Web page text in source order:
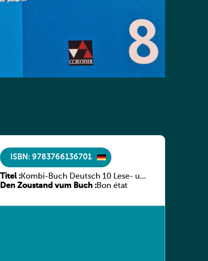
ISBN: 9783766136701
Titel :Kombi-Buch Deutsch 10 Lese- und
Sprachbuch
Den Zoustand vum Buch :Bon état